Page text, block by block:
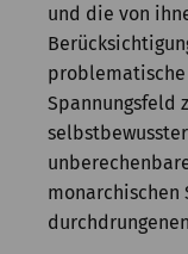
und die von
problematische
Spannungsfeld
monarchischen